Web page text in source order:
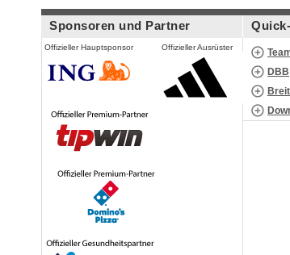
Sponsoren und Partner
Offizieller Hauptsponsor Offizieller Ausrüster
DBB